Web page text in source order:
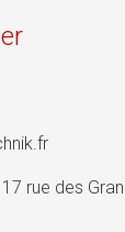
rue des